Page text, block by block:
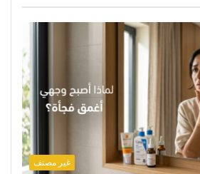
غير مصنف